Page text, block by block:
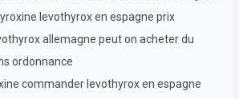
levothyrox en espagne prix
allemagne peut on acheter du
ordonnance
commander levothyrox en espagne